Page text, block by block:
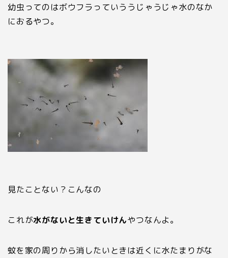
幼虫ってのはボウフラっていううじゃうじゃ水のなか
におるやつ。
見たことない？こんなの
これが水がないと生きていけんやつなんよ。
蚊を家の周りから消したいときは近くに水たまりがな